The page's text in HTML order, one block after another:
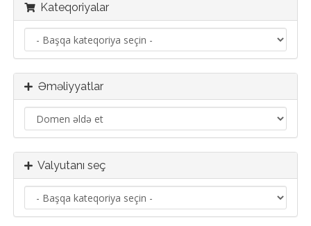
Kateqoriyalar
Əməliyyatlar
Valyutanı seç